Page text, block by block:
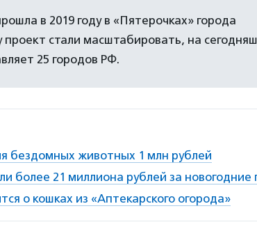
в 2019 году в «Пятерочках» города
проект стали масштабировать, на
25 городов РФ.
бездомных животных 1 млн рублей
более 21 миллиона рублей за новогодние
о кошках из «Аптекарского огорода»